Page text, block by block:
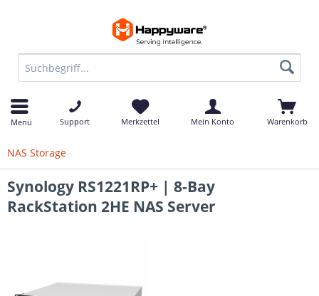
Menü Support Merkzettel Mein Konto Warenkorb
NAS Storage
Synology RS1221RP+ | 8-Bay
RackStation 2HE NAS Server